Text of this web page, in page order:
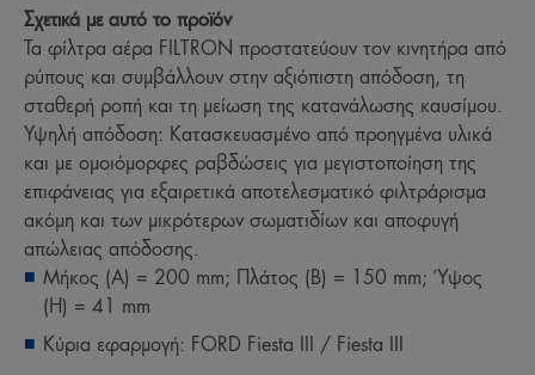
Σχετικά με αυτό το προϊόν
Τα φίλτρα αέρα FILTRON προστατεύουν τον κινητήρα από
ρύπους και συμβάλλουν στην αξιόπιστη απόδοση, τη
σταθερή ροπή και τη μείωση της κατανάλωσης καυσίμου.
Υψηλή απόδοση: Κατασκευασμένο από προηγμένα υλικά
και με ομοιόμορφες ραβδώσεις για μεγιστοποίηση της
επιφάνειας για εξαιρετικά αποτελεσματικό φιλτράρισμα
ακόμη και των μικρότερων σωματιδίων και αποφυγή
απώλειας απόδοσης.
Μήκος (A) = 200 mm; Πλάτος (B) = 150 mm; Ύψος
(H) = 41 mm
Κύρια εφαρμογή: FORD Fiesta III / Fiesta III